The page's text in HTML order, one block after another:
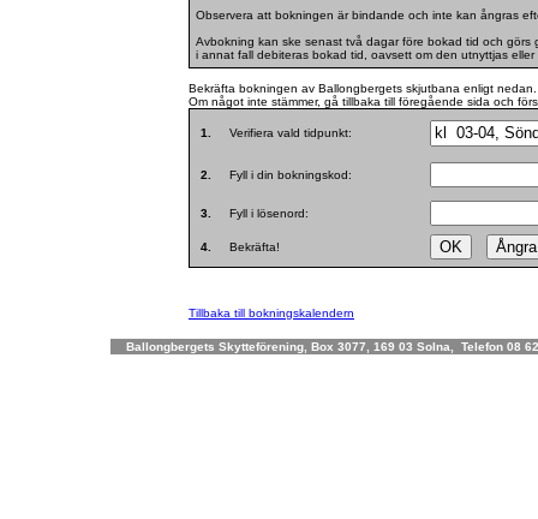
Observera att bokningen är bindande och inte kan ångras
Avbokning kan ske senast två dagar före bokad tid och görs
i annat fall debiteras bokad tid, oavsett om den utnyttjas eller
Bekräfta bokningen av Ballongbergets skjutbana enligt nedan.
Om något inte stämmer, gå tillbaka till föregående sida och
1. Verifiera vald tidpunkt:
2. Fyll i din bokningskod:
3. Fyll i lösenord:
4. Bekräfta!
Tillbaka till bokningskalendern
Ballongbergets Skytteförening, Box 3077, 169 03 Solna, Telefon 08